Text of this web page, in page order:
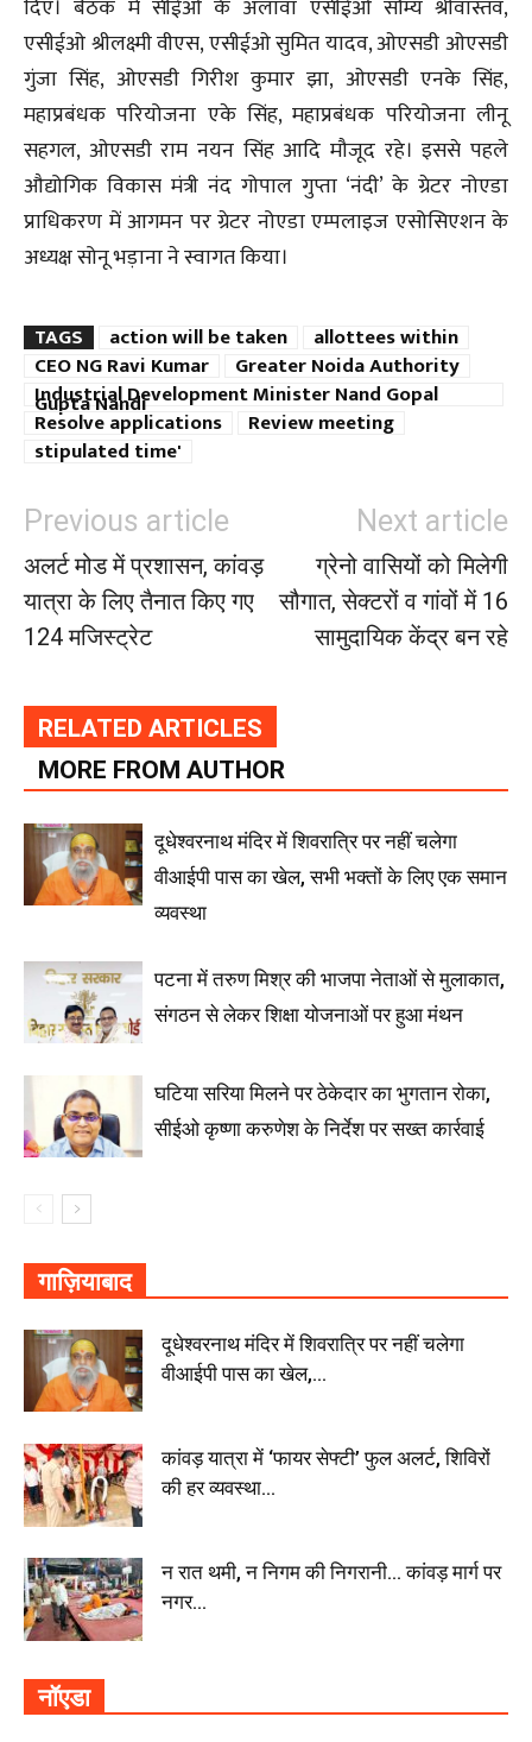
दिए। बैठक में सीईओ के अलावा एसीईओ सौम्य श्रीवास्तव,
एसीईओ श्रीलक्ष्मी वीएस, एसीईओ सुमित यादव, ओएसडी ओएसडी
गुंजा सिंह, ओएसडी गिरीश कुमार झा, ओएसडी एनके सिंह,
महाप्रबंधक परियोजना एके सिंह, महाप्रबंधक परियोजना लीनू
सहगल, ओएसडी राम नयन सिंह आदि मौजूद रहे। इससे पहले
औद्योगिक विकास मंत्री नंद गोपाल गुप्ता ‘नंदी’ के ग्रेटर नोएडा
प्राधिकरण में आगमन पर ग्रेटर नोएडा एम्पलाइज एसोसिएशन के
अध्यक्ष सोनू भड़ाना ने स्वागत किया।
TAGS action will be taken
allottees within
CEO NG Ravi Kumar
Greater Noida Authority
Industrial Development Minister Nand Gopal
Gupta Nandi
Resolve applications
Review meeting
stipulated time'
Previous article
अलर्ट मोड में प्रशासन, कांवड़
यात्रा के लिए तैनात किए गए
124 मजिस्ट्रेट
Next article
ग्रेनो वासियों को मिलेगी
सौगात, सेक्टरों व गांवों में 16
सामुदायिक केंद्र बन रहे
RELATED ARTICLES
MORE FROM AUTHOR
दूधेश्वरनाथ मंदिर में शिवरात्रि पर नहीं चलेगा
वीआईपी पास का खेल, सभी भक्तों के लिए एक समान
व्यवस्था
पटना में तरुण मिश्र की भाजपा नेताओं से मुलाकात,
संगठन से लेकर शिक्षा योजनाओं पर हुआ मंथन
घटिया सरिया मिलने पर ठेकेदार का भुगतान रोका,
सीईओ कृष्णा करुणेश के निर्देश पर सख्त कार्रवाई
गाज़ियाबाद
दूधेश्वरनाथ मंदिर में शिवरात्रि पर नहीं चलेगा
वीआईपी पास का खेल,...
कांवड़ यात्रा में ‘फायर सेफ्टी’ फुल अलर्ट, शिविरों
की हर व्यवस्था...
न रात थमी, न निगम की निगरानी… कांवड़ मार्ग पर
नगर...
नॉएडा